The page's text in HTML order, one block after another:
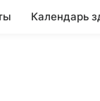
Календарь